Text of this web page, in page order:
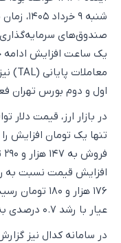
شنبه ۹
صندوق‌های
یک ساعت افزایش ادامه
اول و دوم بورس تهران
در بازار ارز، قیمت دلار
تنها یک تومان افزایش
عیار با رشد ۰.۷ درصدی به ۱۸ میلیون و ۳۸۶ هزار تومان رسید.
در سامانه کدال نیز